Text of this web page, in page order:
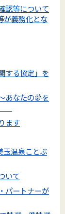
認等について
が義務化とな
する協定」を
あなたの夢を
ます
温泉ことぶ
いて
パートナーが